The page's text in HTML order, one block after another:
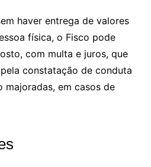
haver entrega de valores
física, o Fisco pode
com multa e juros, que
constatação de conduta
majoradas, em casos de